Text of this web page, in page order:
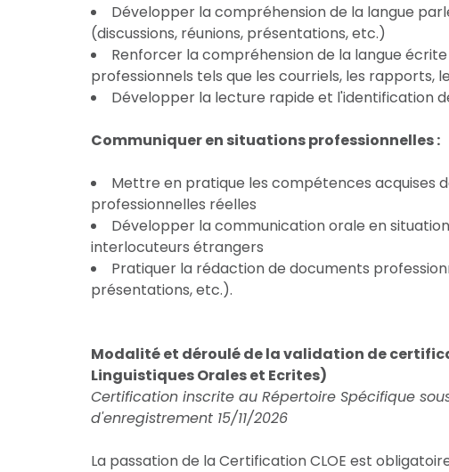
Développer la compréhension de la langue
(discussions, réunions, présentations, etc.)
Renforcer la compréhension de la langue
professionnels tels que les courriels, les rapports,
Développer la lecture rapide et l'identification
Communiquer en situations professionnelles :
Mettre en pratique les compétences acquises
professionnelles réelles
Développer la communication orale en
interlocuteurs étrangers
Pratiquer la rédaction de documents
présentations, etc.).
Modalité et déroulé de la validation de
Linguistiques Orales et Ecrites)
Certification inscrite au Répertoire Spécifique
d'enregistrement 15/11/2026
La passation de la Certification CLOE est